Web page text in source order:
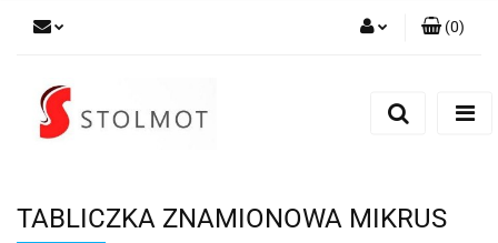
(0)
TABLICZKA ZNAMIONOWA MIKRUS